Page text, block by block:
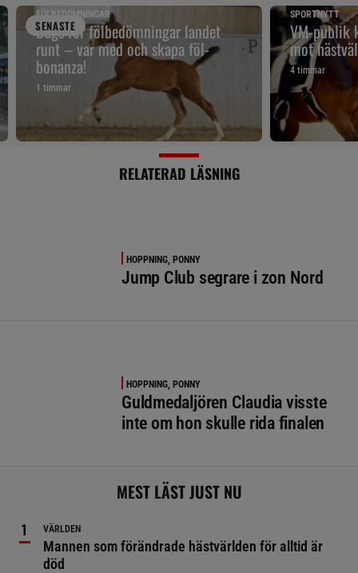
SENASTE
FÖLBEDÖMNINGAR
Dags för fölbedömningar landet
runt – var med och skapa föl-
bonanza!
1 timmar
SPORTNYTT
VM-publik
mot
4 timmar
RELATERAD LÄSNING
HOPPNING, PONNY
Jump Club segrare i zon Nord
HOPPNING, PONNY
Guldmedaljören Claudia visste
inte om hon skulle rida finalen
MEST LÄST JUST NU
VÄRLDEN
Mannen som förändrade hästvärlden för alltid är
död